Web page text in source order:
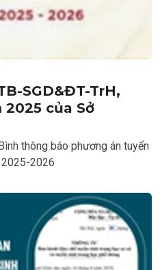
SGD&ĐT-TrH,
của Sở
thông báo phương án tuyển
2025-2026